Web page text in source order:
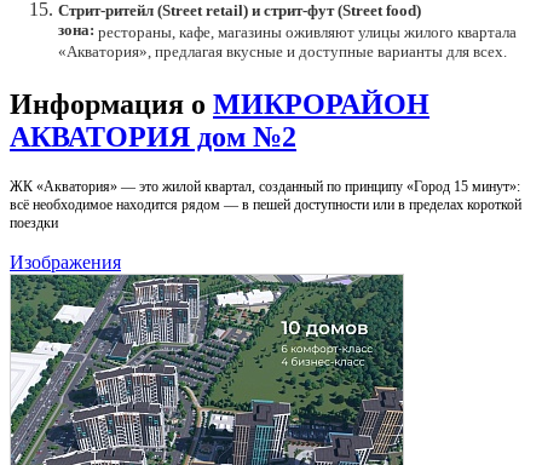
Стрит-ритейл (Street retail) и стрит-фут (Street food)
зона: рестораны, кафе, магазины оживляют улицы жилого квартала
«Акватория», предлагая вкусные и доступные варианты для всех.
Информация о МИКРОРАЙОН
АКВАТОРИЯ дом №2
ЖК «Акватория» — это жилой квартал, созданный по принципу «Город 15 минут»:
всё необходимое находится рядом — в пешей доступности или в пределах короткой
поездки
Изображения